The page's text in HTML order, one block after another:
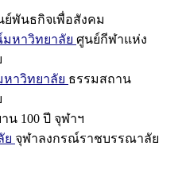
ย์พันธกิจเพื่อสังคม
หาวิทยาลัย ศูนย์กีฬาแห่ง
าวิทยาลัย ธรรมสถาน
น 100 ปี จุฬาฯ
ย จุฬาลงกรณ์ราชบรรณาลัย